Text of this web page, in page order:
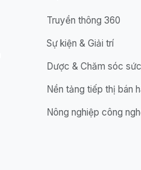
Truyền thông 360
Sự kiện & Giải trí
Dược & Chăm sóc
Nền tảng tiếp thị bán
Nông nghiệp công